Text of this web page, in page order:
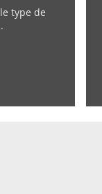
type de